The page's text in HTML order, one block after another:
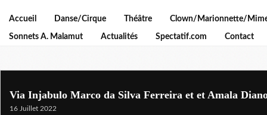
Accueil Danse/Cirque Théâtre Clown/Marionnette/
Sonnets A. Malamut Actualités Spectatif.com Contact
Via Injabulo Marco da Silva Ferreira et et Amala
16 Juillet 2022